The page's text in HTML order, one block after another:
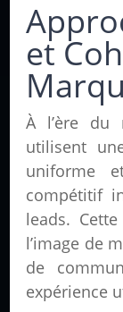
et
À l’ère du
utilisent
uniforme
compétitif
leads.
l’image de
de
expérience